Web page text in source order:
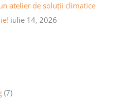
atelier de soluții climatice
iulie 14, 2026
(7)